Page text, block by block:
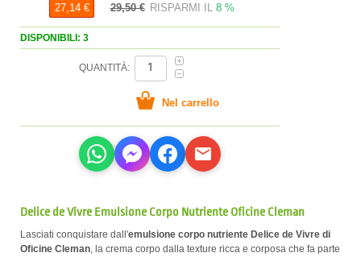
27,14 € 29,50 € RISPARMI IL8 %
DISPONIBILI: 3
QUANTITÀ:
Delice de Vivre Emulsione Corpo Nutriente Oficine Cleman
Lasciati conquistare dall'emulsione corpo nutriente Delice de Vivre di
Oficine Cleman, la crema corpo dalla texture ricca e corposa che fa parte